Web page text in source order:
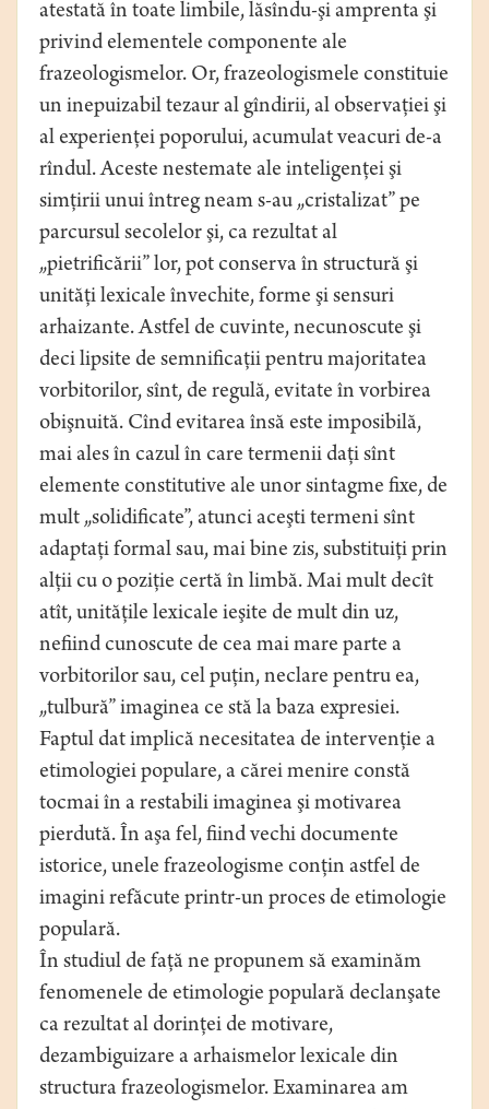
atestată în toate limbile, lăsîndu-şi amprenta şi
privind elementele componente ale
frazeologismelor. Or, frazeologismele constituie
un inepuizabil tezaur al gîndirii, al observaţiei şi
al experienţei poporului, acumulat veacuri de-a
rîndul. Aceste nestemate ale inteligenţei şi
simţirii unui întreg neam s-au „cristalizat” pe
parcursul secolelor şi, ca rezultat al
„pietrificării” lor, pot conserva în structură şi
unităţi lexicale învechite, forme şi sensuri
arhaizante. Astfel de cuvinte, necunoscute şi
deci lipsite de semnificaţii pentru majoritatea
vorbitorilor, sînt, de regulă, evitate în vorbirea
obişnuită. Cînd evitarea însă este imposibilă,
mai ales în cazul în care termenii daţi sînt
elemente constitutive ale unor sintagme fixe, de
mult „solidificate”, atunci aceşti termeni sînt
adaptaţi formal sau, mai bine zis, substituiţi prin
alţii cu o poziţie certă în limbă. Mai mult decît
atît, unităţile lexicale ieşite de mult din uz,
nefiind cunoscute de cea mai mare parte a
vorbitorilor sau, cel puţin, neclare pentru ea,
„tulbură” imaginea ce stă la baza expresiei.
Faptul dat implică necesitatea de intervenţie a
etimologiei populare, a cărei menire constă
tocmai în a restabili imaginea şi motivarea
pierdută. În aşa fel, fiind vechi documente
istorice, unele frazeologisme conţin astfel de
imagini refăcute printr-un proces de etimologie
populară.
În studiul de faţă ne propunem să examinăm
fenomenele de etimologie populară declanşate
ca rezultat al dorinţei de motivare,
dezambiguizare a arhaismelor lexicale din
structura frazeologismelor. Examinarea am